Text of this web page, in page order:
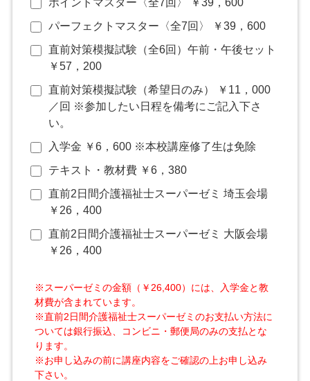
ポイントマスター〈全7回〉 ￥39，600
パーフェクトマスター〈全7回〉 ￥39，600
直前対策模擬試験（全6回）午前・午後セット
￥57，200
直前対策模擬試験（希望日のみ） ￥11，000
／回 ※参加したい日程を備考にご記入下さ
い。
入学金 ￥6，600 ※本校講座修了生は免除
テキスト・教材費 ￥6，380
直前2日間介護福祉士スーパーゼミ 埼玉会場
￥26，400
直前2日間介護福祉士スーパーゼミ 大阪会場
￥26，400
※スーパーゼミの金額（￥26,400）には、入学金と教
材費が含まれています。
※直前2日間介護福祉士スーパーゼミのお支払い方法に
ついては銀行振込、コンビニ・郵便局のみの支払とな
ります。
※お申し込みの前に講座内容をご確認の上お申し込み
下さい。